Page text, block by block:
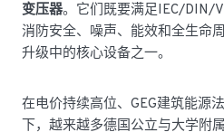
变压器。它们既要满足IEC/DIN/
消防安全、噪声、能效和全生命
升级中的核心设备之一。
在电价持续高位、GEG建筑能源
下，越来越多德国公立与大学附